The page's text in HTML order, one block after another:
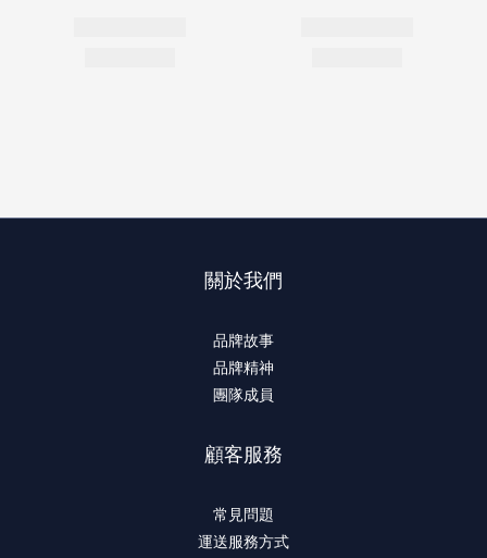
關於我們
品牌故事
品牌精神
團隊成員
顧客服務
常見問題
運送服務方式